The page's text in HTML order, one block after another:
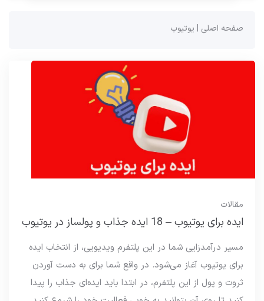
صفحه اصلی | یوتیوب
مقالات
ایده برای یوتیوب – 18 ایده جذاب و پولساز در یوتیوب
مسیر درآمدزایی شما در این پلتفرم ویدیویی، از انتخاب ایده
برای یوتیوب آغاز می‌شود. در واقع شما برای به دست آوردن
ثروت و پول از این پلتفرم، در ابتدا باید ایده‌ای جذاب را پیدا